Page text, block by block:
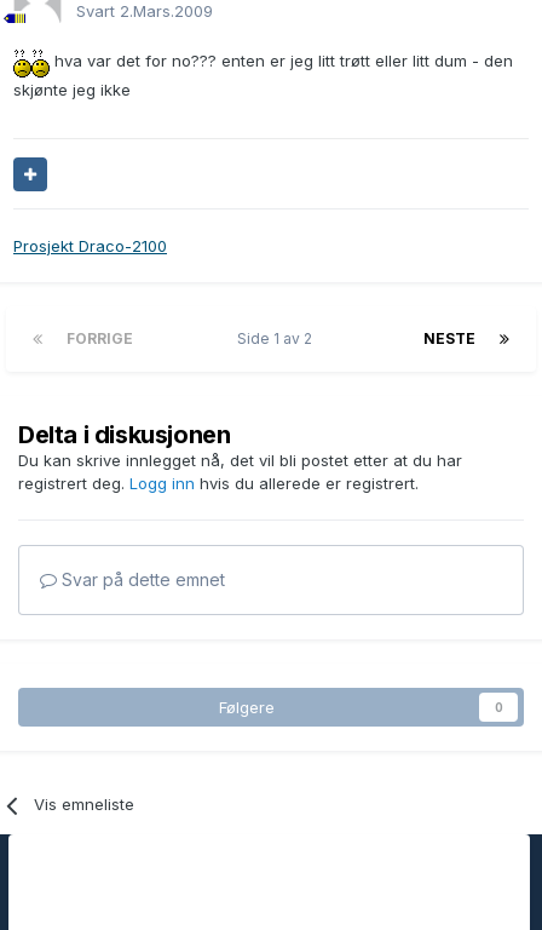
Svart 2.Mars.2009
hva var det for no??? enten er jeg litt trøtt eller litt dum - den
skjønte jeg ikke
Prosjekt Draco-2100
FORRIGE NESTE
Side 1 av 2
Delta i diskusjonen
Du kan skrive innlegget nå, det vil bli postet etter at du har
registrert deg. Logg inn hvis du allerede er registrert.
Svar på dette emnet
Følgere 0
Vis emneliste